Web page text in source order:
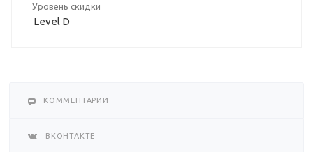
Уровень скидки
Level D
КОММЕНТАРИИ
ВКОНТАКТЕ